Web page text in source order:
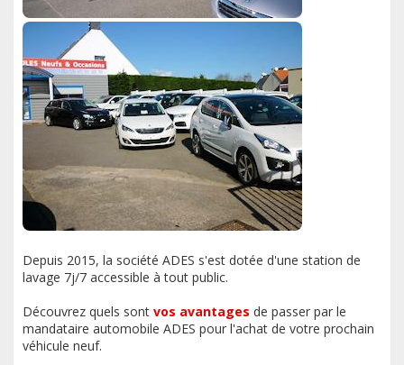
Depuis 2015, la société ADES s'est dotée d'une station de
lavage 7j/7 accessible à tout public.
Découvrez quels sont vos avantages de passer par le
mandataire automobile ADES pour l'achat de votre prochain
véhicule neuf.